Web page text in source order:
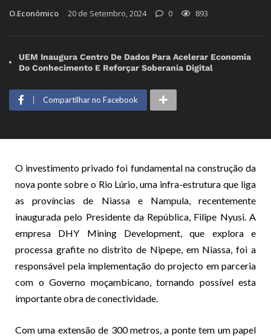
O.Económico 20 de Setembro, 2024 0 893
UEM Inaugura Centro De Dados Para Acelerar Economia
Do Conhecimento E Reforçar Soberania Digital
Compartilhar no Facebook
O investimento privado foi fundamental na construção da
nova ponte sobre o Rio Lúrio, uma infra-estrutura que liga
as províncias de Niassa e Nampula, recentemente
inaugurada pelo Presidente da República, Filipe Nyusi. A
empresa DHY Mining Development, que explora e
processa grafite no distrito de Nipepe, em Niassa, foi a
responsável pela implementação do projecto em parceria
com o Governo moçambicano, tornando possível esta
importante obra de conectividade.
Com uma extensão de 300 metros, a ponte tem um papel